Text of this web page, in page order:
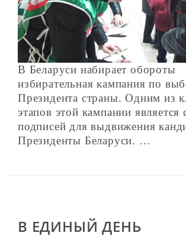
В Беларуси набирает обороты
избирательная кампания по
Президента страны. Одним из
этапов этой кампании является
подписей для выдвижения
Президенты Беларуси. …
В ЕДИНЫЙ ДЕНЬ